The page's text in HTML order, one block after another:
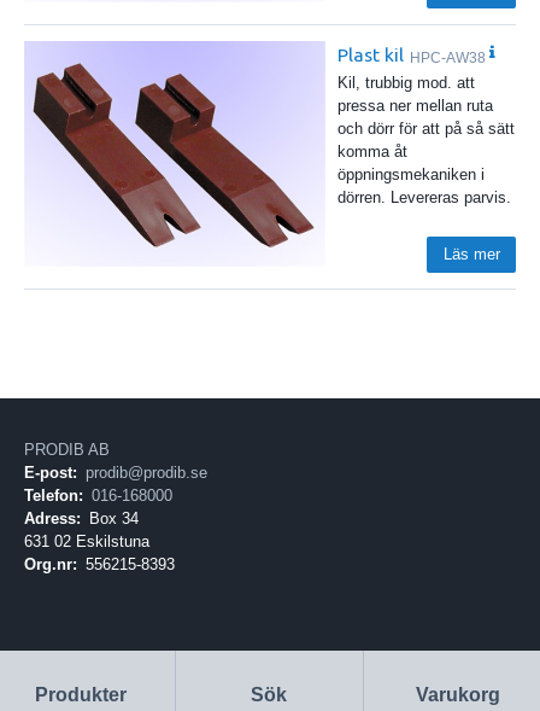
Produkter Sök Varukorg
Plast kil HPC-AW38
Kil, trubbig mod. att
pressa ner mellan ruta
och dörr för att på så sätt
komma åt
öppningsmekaniken i
dörren. Levereras parvis.
Läs mer
PRODIB AB
E-post: prodib@prodib.se
Telefon: 016-168000
Adress: Box 34
631 02 Eskilstuna
Org.nr: 556215-8393